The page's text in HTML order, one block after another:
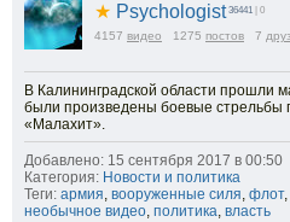
★ Psychologist 36441 | 0
4157 видео 1275 постов 7
В Калининградской области прошли
были произведены боевые стрельбы
«Малахит».
Добавлено: 15 сентября 2017 в 00:50
Категория: Новости и политика
Теги: армия, вооруженные силя, флот,
необычное видео, политика, власть